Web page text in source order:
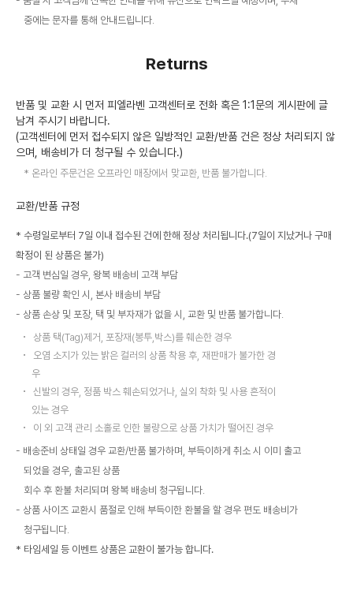
중에는 문자를 통해 안내드립니다.
Returns
반품 및 교환 시 먼저 피엘라벤 고객센터로 전화 혹은 1:1문의 게시판에 글
남겨 주시기 바랍니다.
(고객센터에 먼저 접수되지 않은 일방적인 교환/반품 건은 정상 처리되지 않
으며, 배송비가 더 청구될 수 있습니다.)
온라인 주문건은 오프라인 매장에서 맞교환, 반품 불가합니다.
교환/반품 규정
* 수령일로부터 7일 이내 접수된 건에 한해 정상 처리됩니다.(7일이 지났거나 구매
확정이 된 상품은 불가)
고객 변심일 경우, 왕복 배송비 고객 부담
상품 불량 확인 시, 본사 배송비 부담
상품 손상 및 포장, 택 및 부자재가 없을 시, 교환 및 반품 불가합니다.
상품 택(Tag)제거, 포장재(봉투,박스)를 훼손한 경우
오염 소지가 있는 밝은 컬러의 상품 착용 후, 재판매가 불가한 경
우
신발의 경우, 정품 박스 훼손되었거나, 실외 착화 및 사용 흔적이
있는 경우
이 외 고객 관리 소홀로 인한 불량으로 상품 가치가 떨어진 경우
배송준비 상태일 경우 교환/반품 불가하며, 부득이하게 취소 시 이미 출고
되었을 경우, 출고된 상품
회수 후 환불 처리되며 왕복 배송비 청구됩니다.
상품 사이즈 교환시 품절로 인해 부득이한 환불을 할 경우 편도 배송비가
청구됩니다.
* 타임세일 등 이벤트 상품은 교환이 불가능 합니다.